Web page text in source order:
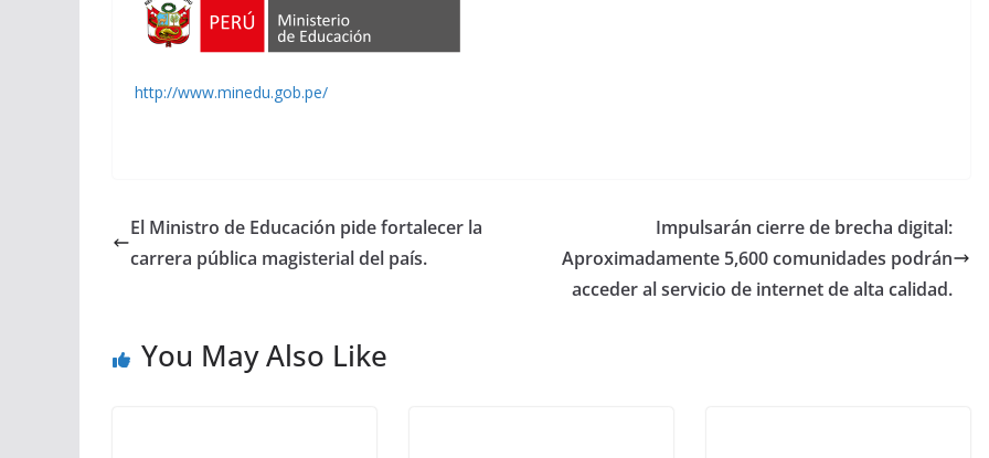
http://www.minedu.gob.pe/
El Ministro de Educación pide fortalecer la
carrera pública magisterial del país.
Impulsarán cierre de brecha digital:
Aproximadamente 5,600 comunidades podrán
acceder al servicio de internet de alta calidad.
You May Also Like